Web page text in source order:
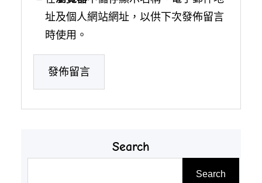
址及個人網站網址，以供下次發佈留言
時使用。
Search
Search